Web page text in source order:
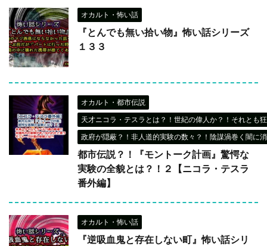
オカルト・怖い話
『とんでも無い拾い物』怖い話シリーズ
１３３
オカルト・都市伝説
天才ニコラ・テスラとは？！世紀の偉人か？！それとも
政府が隠蔽？！非人道的実験の数々？！陰謀渦巻く闇に
都市伝説？！『モントーク計画』驚愕な
実験の全貌とは？！２【ニコラ・テスラ
番外編】
オカルト・怖い話
『逆吸血鬼と存在しない町』怖い話シリ